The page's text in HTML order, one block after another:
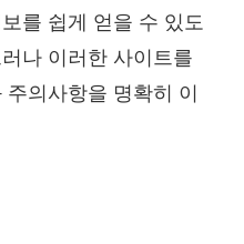
를 쉽게 얻을 수 있도
나 이러한 사이트를
의사항을 명확히 이